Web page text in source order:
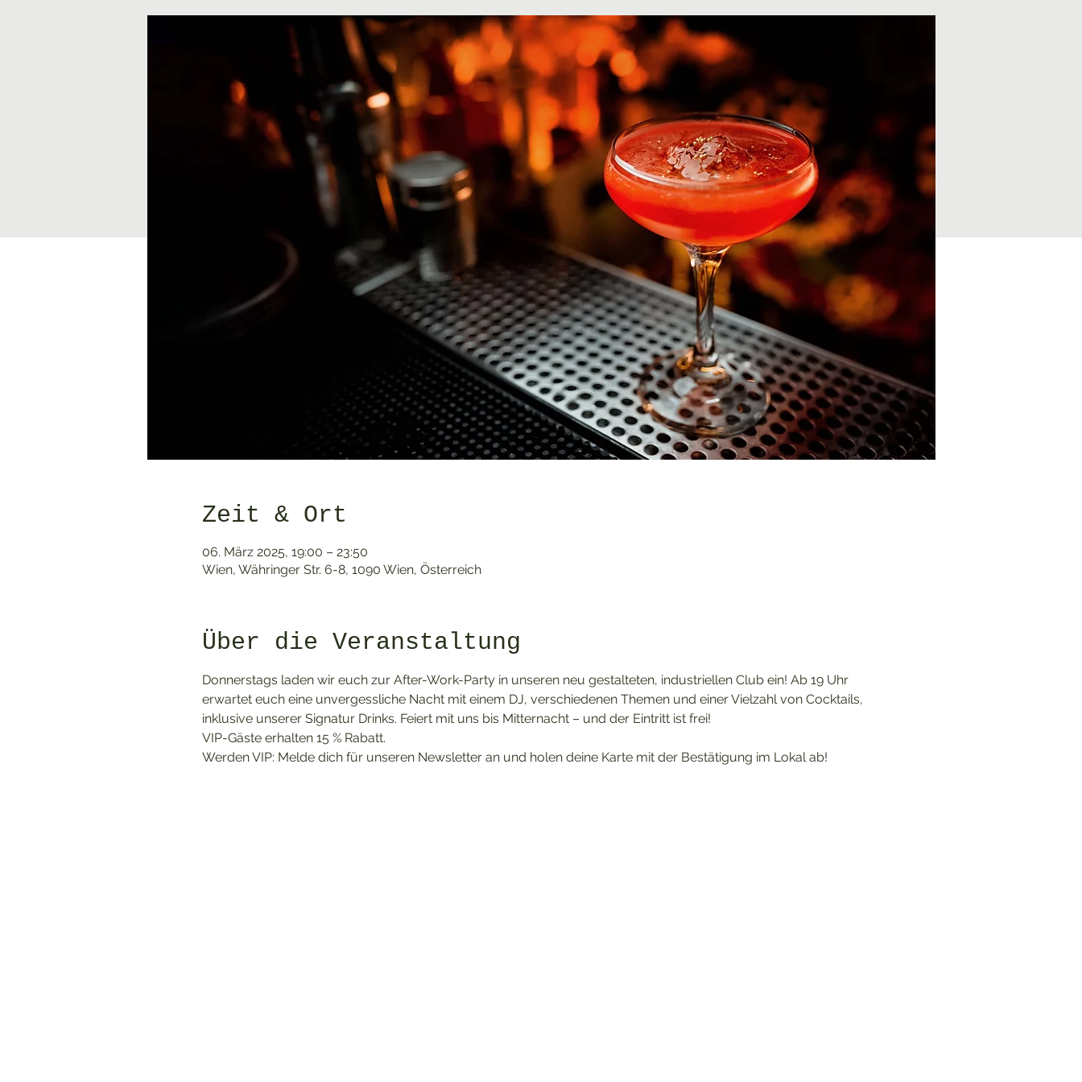
Zeit & Ort
06. März 2025, 19:00 – 23:50
Wien, Währinger Str. 6-8, 1090 Wien, Österreich
Über die Veranstaltung
Donnerstags laden wir euch zur After-Work-Party in unseren neu gestalteten, industriellen Club ein! Ab 19 Uhr
erwartet euch eine unvergessliche Nacht mit einem DJ, verschiedenen Themen und einer Vielzahl von Cocktails,
inklusive unserer Signatur Drinks. Feiert mit uns bis Mitternacht – und der Eintritt ist frei!
VIP-Gäste erhalten 15 % Rabatt.
Werden VIP: Melde dich für unseren Newsletter an und holen deine Karte mit der Bestätigung im Lokal ab!